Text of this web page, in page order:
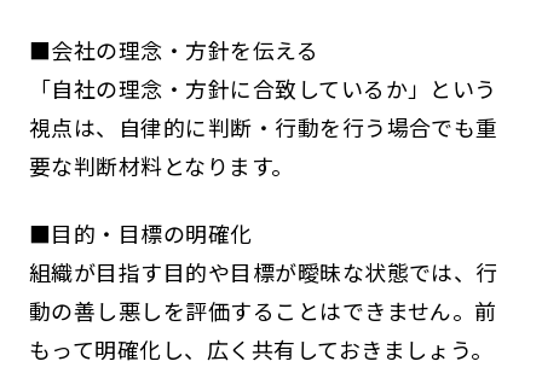
■会社の理念・方針を伝える
「自社の理念・方針に合致しているか」という
視点は、自律的に判断・行動を行う場合でも重
要な判断材料となります。
■目的・目標の明確化
組織が目指す目的や目標が曖昧な状態では、行
動の善し悪しを評価することはできません。前
もって明確化し、広く共有しておきましょう。